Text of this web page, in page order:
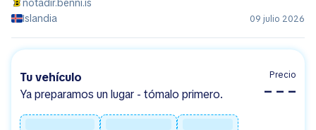
notadir.benni.is
Islandia
09 julio 2026
Tu vehículo
Ya preparamos un lugar - tómalo primero.
Precio
– – –